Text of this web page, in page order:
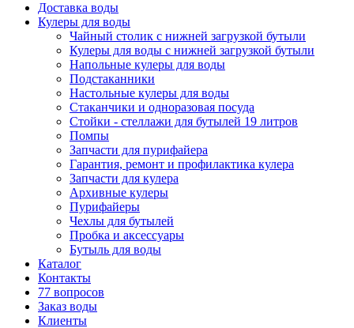
Доставка воды
Кулеры для воды
Чайный столик с нижней загрузкой бутыли
Кулеры для воды с нижней загрузкой бутыли
Напольные кулеры для воды
Подстаканники
Настольные кулеры для воды
Стаканчики и одноразовая посуда
Стойки - стеллажи для бутылей 19 литров
Помпы
Запчасти для пурифайера
Гарантия, ремонт и профилактика кулера
Запчасти для кулера
Архивные кулеры
Пурифайеры
Чехлы для бутылей
Пробка и аксессуары
Бутыль для воды
Каталог
Контакты
77 вопросов
Заказ воды
Клиенты